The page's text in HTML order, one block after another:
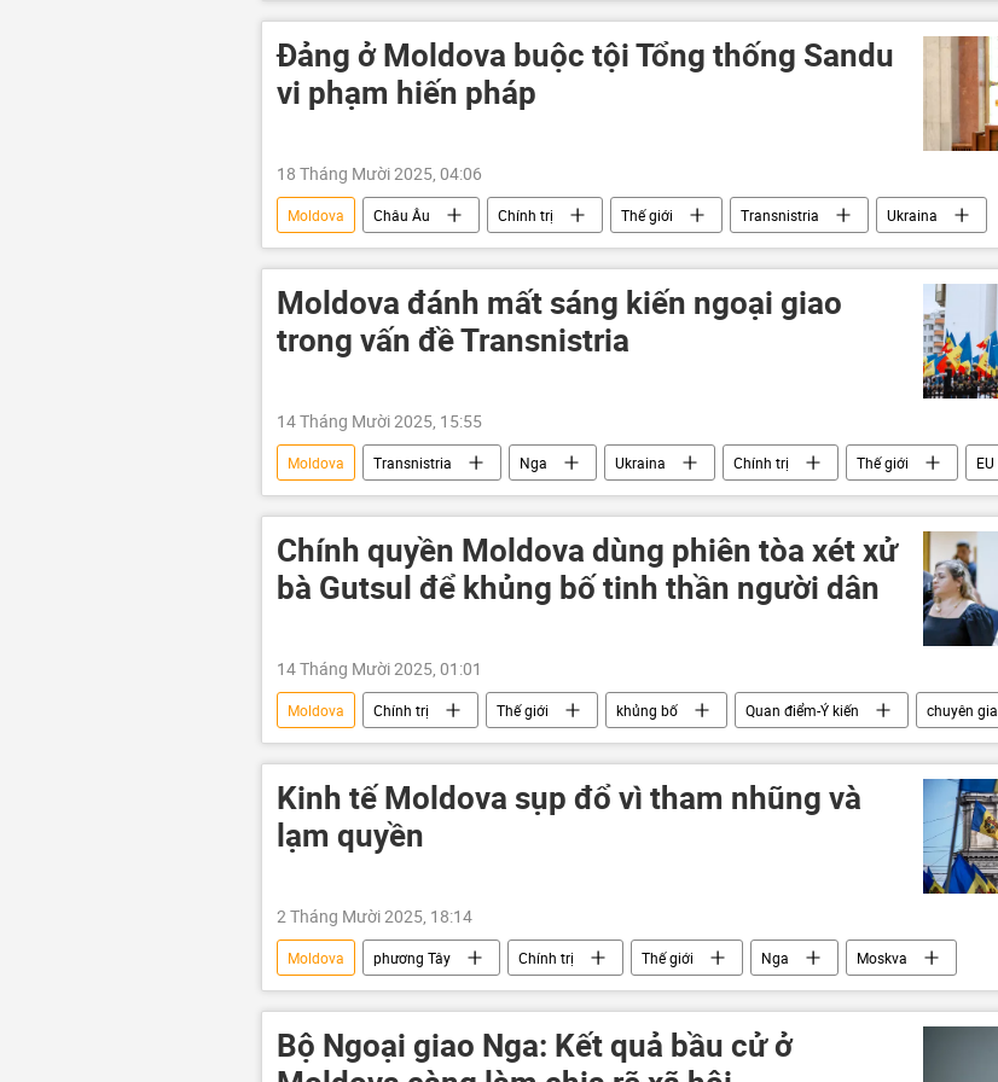
Sputnik
Liên minh châu Âu
Đảng ở Moldova buộc tội Tổng thống Sandu
vi phạm hiến pháp
18 Tháng Mười 2025, 04:06
Moldova Châu Âu Chính trị Thế giới Transnistria
Ukraina
phương Tây
Moldova đánh mất sáng kiến ngoại giao
trong vấn đề Transnistria
14 Tháng Mười 2025, 15:55
Moldova Transnistria Nga Ukraina Chính trị Thế giới
EU
Matxcơva
Liên minh châu Âu Kinh tế Quan điểm-Ý kiến chuyên gia
Chính quyền Moldova dùng phiên tòa xét xử
bà Gutsul để khủng bố tinh thần người dân
14 Tháng Mười 2025, 01:01
Moldova Chính trị Thế giới khủng bố Quan điểm-Ý kiến chuyên gia
Kinh tế Moldova sụp đổ vì tham nhũng và
lạm quyền
2 Tháng Mười 2025, 18:14
Moldova phương Tây Chính trị Thế giới Nga
Moskva
Chính phủ
Châu Âu GDP Kinh tế Transnistria Hoa Kỳ
Bộ Ngoại giao Nga: Kết quả bầu cử ở